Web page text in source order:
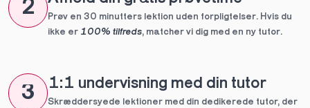
2
Prøv en 30 minutters lektion uden forpligtelser. Hvis du
ikke er 100% tilfreds, matcher vi dig med en ny tutor.
3 1:1 undervisning med din tutor
Skræddersyede lektioner med din dedikerede tutor, der